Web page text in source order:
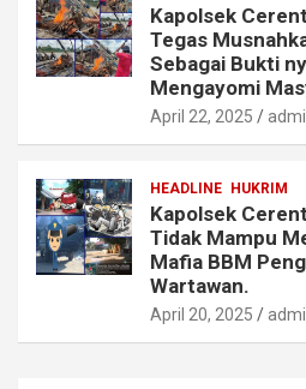
Kapolsek
Tegas
Sebagai Bukti
Mengayomi
April 22, 2025
HEADLINE HUKRIM
Kapolsek
Tidak Mampu
Mafia BBM
Wartawan.
April 20, 2025